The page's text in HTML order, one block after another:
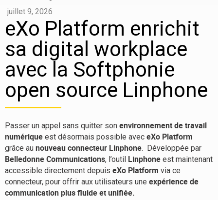
juillet 9, 2026
eXo Platform enrichit
sa digital workplace
avec la Softphonie
open source Linphone
Passer un appel sans quitter son environnement de travail
numérique est désormais possible avec eXo Platform
grâce au nouveau connecteur Linphone. Développée par
Belledonne Communications, l’outil Linphone est maintenant
accessible directement depuis eXo Platform via ce
connecteur, pour offrir aux utilisateurs une expérience de
communication plus fluide et unifiée.